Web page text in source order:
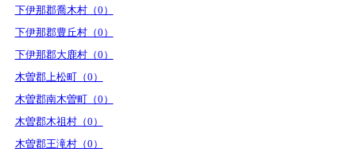
下伊那郡喬木村（0）
下伊那郡豊丘村（0）
下伊那郡大鹿村（0）
木曽郡上松町（0）
木曽郡南木曽町（0）
木曽郡木祖村（0）
木曽郡王滝村（0）